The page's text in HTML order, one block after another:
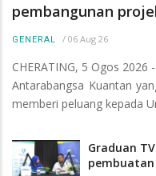
pembangunan
GENERAL / 06 Aug 26
CHERATING, 5 Ogos
Antarabangsa Kuantan
memberi peluang kepada
Graduan